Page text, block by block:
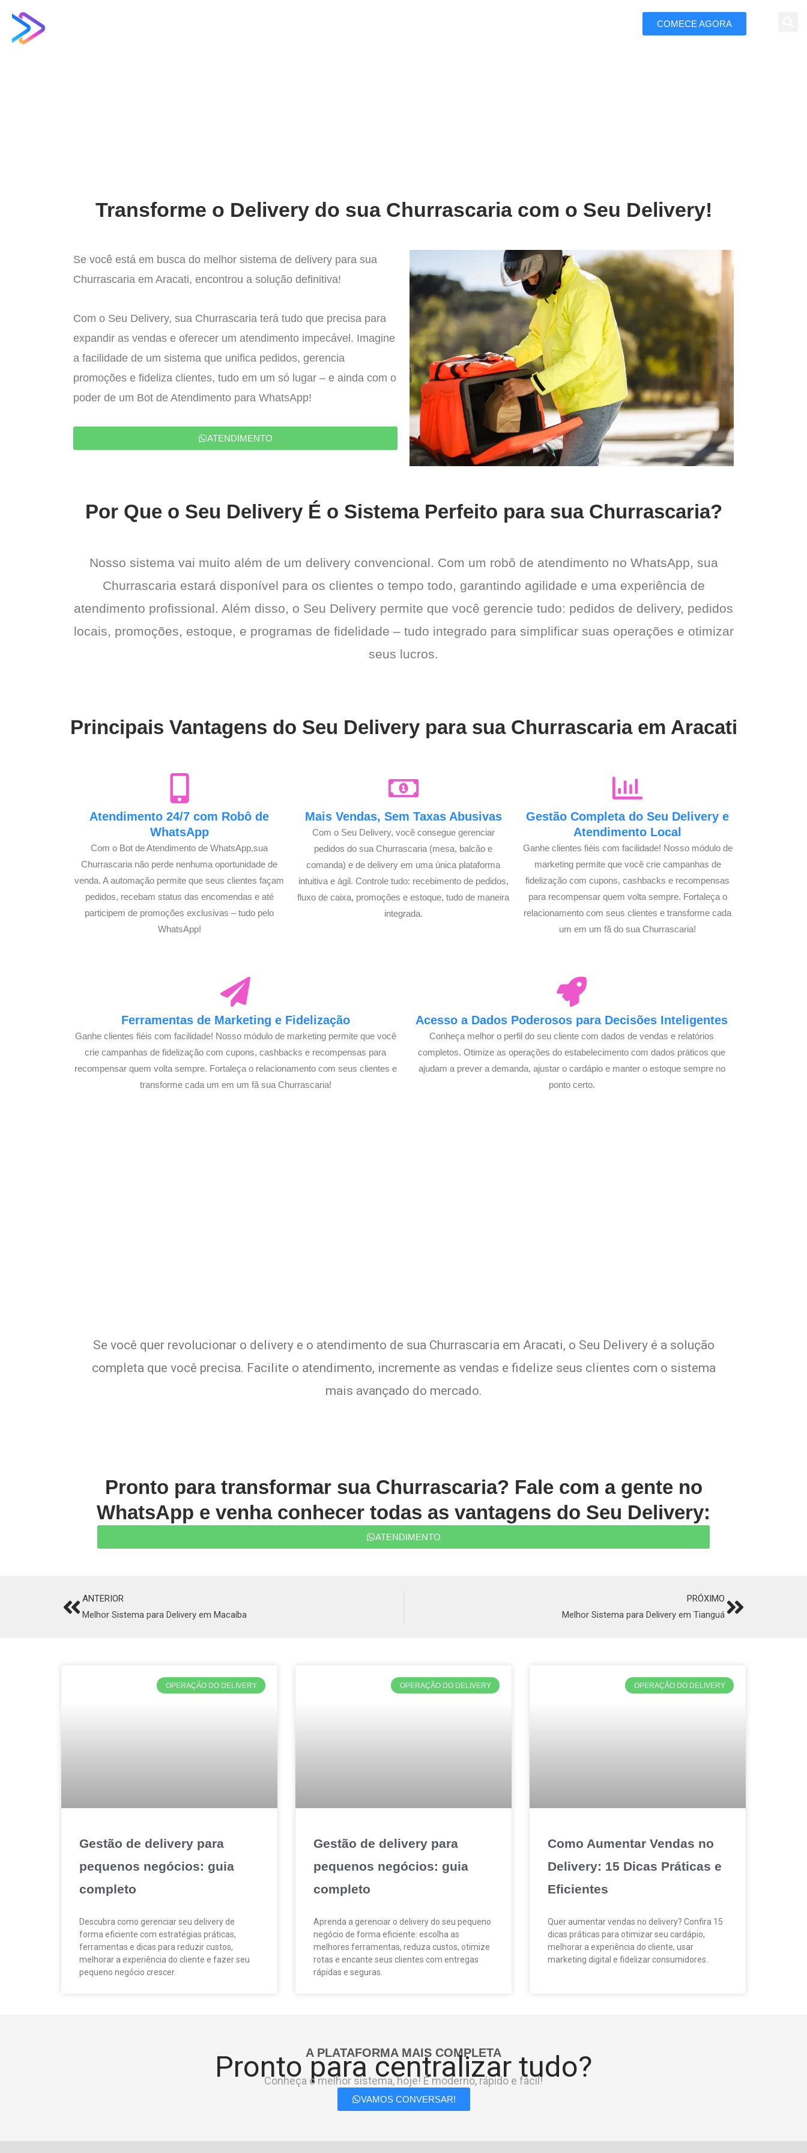
para
COMECE AGORA
Transforme o Delivery do sua Churrascaria com o Seu Delivery!
Se você está em busca do melhor sistema de delivery para sua
Churrascaria em Aracati, encontrou a solução definitiva!
Com o Seu Delivery, sua Churrascaria terá tudo que precisa para
expandir as vendas e oferecer um atendimento impecável. Imagine
a facilidade de um sistema que unifica pedidos, gerencia
promoções e fideliza clientes, tudo em um só lugar – e ainda com o
poder de um Bot de Atendimento para WhatsApp!
ATENDIMENTO
Por Que o Seu Delivery É o Sistema Perfeito para sua Churrascaria?
Nosso sistema vai muito além de um delivery convencional. Com um robô de atendimento no WhatsApp, sua
Churrascaria estará disponível para os clientes o tempo todo, garantindo agilidade e uma experiência de
atendimento profissional. Além disso, o Seu Delivery permite que você gerencie tudo: pedidos de delivery, pedidos
locais, promoções, estoque, e programas de fidelidade – tudo integrado para simplificar suas operações e otimizar
seus lucros.
Principais Vantagens do Seu Delivery para sua Churrascaria em Aracati
Atendimento 24/7 com Robô de
WhatsApp
Com o Bot de Atendimento de WhatsApp,sua
Churrascaria não perde nenhuma oportunidade de
venda. A automação permite que seus clientes façam
pedidos, recebam status das encomendas e até
participem de promoções exclusivas – tudo pelo
WhatsApp!
Mais Vendas, Sem Taxas Abusivas
Com o Seu Delivery, você consegue gerenciar
pedidos do sua Churrascaria (mesa, balcão e
comanda) e de delivery em uma única plataforma
intuitiva e ágil. Controle tudo: recebimento de pedidos,
fluxo de caixa, promoções e estoque, tudo de maneira
integrada.
Gestão Completa do Seu Delivery e
Atendimento Local
Ganhe clientes fiéis com facilidade! Nosso módulo de
marketing permite que você crie campanhas de
fidelização com cupons, cashbacks e recompensas
para recompensar quem volta sempre. Fortaleça o
relacionamento com seus clientes e transforme cada
um em um fã do sua Churrascaria!
Ferramentas de Marketing e Fidelização
Ganhe clientes fiéis com facilidade! Nosso módulo de marketing permite que você
crie campanhas de fidelização com cupons, cashbacks e recompensas para
recompensar quem volta sempre. Fortaleça o relacionamento com seus clientes e
transforme cada um em um fã sua Churrascaria!
Acesso a Dados Poderosos para Decisões Inteligentes
Conheça melhor o perfil do seu cliente com dados de vendas e relatórios
completos. Otimize as operações do estabelecimento com dados práticos que
ajudam a prever a demanda, ajustar o cardápio e manter o estoque sempre no
ponto certo.
Se você quer revolucionar o delivery e o atendimento de sua Churrascaria em Aracati, o Seu Delivery é a solução
completa que você precisa. Facilite o atendimento, incremente as vendas e fidelize seus clientes com o sistema
mais avançado do mercado.
Pronto para transformar sua Churrascaria? Fale com a gente no
WhatsApp e venha conhecer todas as vantagens do Seu Delivery:
ATENDIMENTO
PrevANTERIOR
Melhor Sistema para Delivery em Macaíba
PRÓXIMO
Melhor Sistema para Delivery em Tianguá Next
OPERAÇÃO DO DELIVERY
Gestão de delivery para
pequenos negócios: guia
completo
Descubra como gerenciar seu delivery de
forma eficiente com estratégias práticas,
ferramentas e dicas para reduzir custos,
melhorar a experiência do cliente e fazer seu
pequeno negócio crescer.
OPERAÇÃO DO DELIVERY
Gestão de delivery para
pequenos negócios: guia
completo
Aprenda a gerenciar o delivery do seu pequeno
negócio de forma eficiente: escolha as
melhores ferramentas, reduza custos, otimize
rotas e encante seus clientes com entregas
rápidas e seguras.
OPERAÇÃO DO DELIVERY
Como Aumentar Vendas no
Delivery: 15 Dicas Práticas e
Eficientes
Quer aumentar vendas no delivery? Confira 15
dicas práticas para otimizar seu cardápio,
melhorar a experiência do cliente, usar
marketing digital e fidelizar consumidores.
A PLATAFORMA MAIS COMPLETA
Pronto para centralizar tudo?
Conheça o melhor sistema, hoje! É moderno, rápido e fácil!
VAMOS CONVERSAR!